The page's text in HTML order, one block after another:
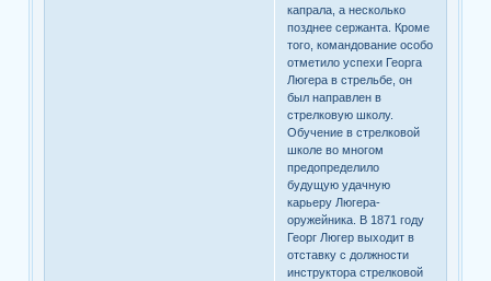
капрала, а несколько
позднее сержанта. Кроме
того, командование особо
отметило успехи Георга
Люгера в стрельбе, он
был направлен в
стрелковую школу.
Обучение в стрелковой
школе во многом
предопределило
будущую удачную
карьеру Люгера-
оружейника. В 1871 году
Георг Люгер выходит в
отставку с должности
инструктора стрелковой